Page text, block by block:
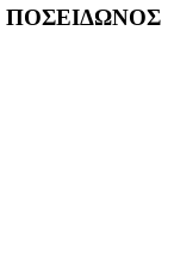
ΠΟΣΕΙΔΩΝΟΣ